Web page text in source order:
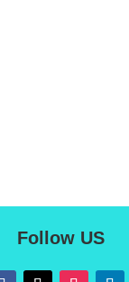
Follow US